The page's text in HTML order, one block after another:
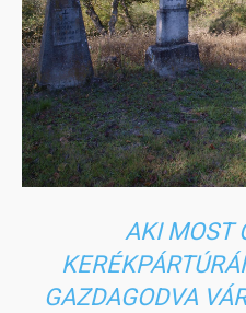
AKI MOST
GAZDAGODVA